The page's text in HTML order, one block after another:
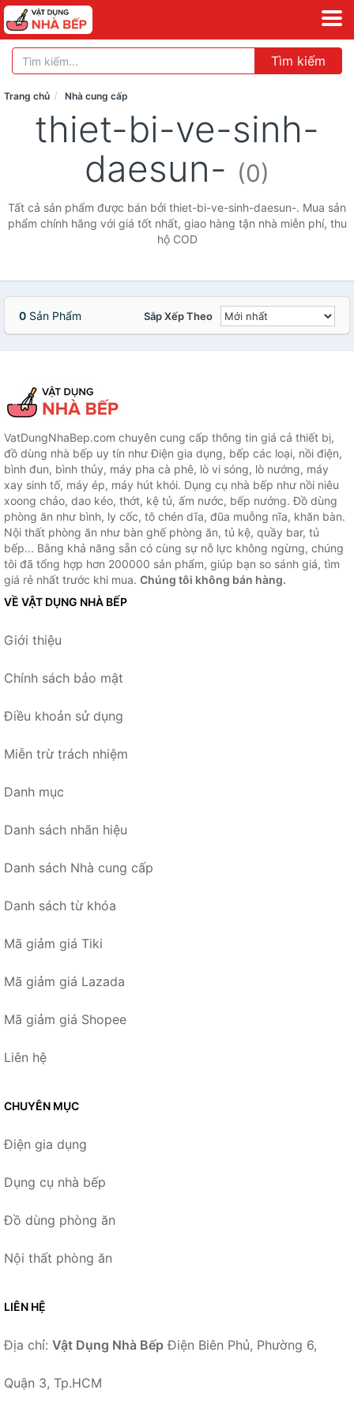
Tìm kiếm
Trang chủ Nhà cung cấp
thiet-bi-ve-sinh-
daesun- (0)
Tất cả sản phẩm được bán bởi thiet-bi-ve-sinh-daesun-. Mua sản
phẩm chính hãng với giá tốt nhất, giao hàng tận nhà miễn phí, thu
hộ COD
0 Sản Phẩm Sắp Xếp Theo
VatDungNhaBep.com chuyên cung cấp thông tin giá cả thiết bị,
đồ dùng nhà bếp uy tín như Điện gia dụng, bếp các loại, nồi điện,
bình đun, bình thủy, máy pha cà phê, lò vi sóng, lò nướng, máy
xay sinh tố, máy ép, máy hút khói. Dụng cụ nhà bếp như nồi niêu
xoong chảo, dao kéo, thớt, kệ tủ, ấm nước, bếp nướng. Đồ dùng
phòng ăn như bình, ly cốc, tô chén dĩa, đũa muỗng nĩa, khăn bàn.
Nội thất phòng ăn như bàn ghế phòng ăn, tủ kệ, quầy bar, tủ
bếp... Bằng khả năng sẵn có cùng sự nỗ lực không ngừng, chúng
tôi đã tổng hợp hơn 200000 sản phẩm, giúp bạn so sánh giá, tìm
giá rẻ nhất trước khi mua. Chúng tôi không bán hàng.
VỀ VẬT DỤNG NHÀ BẾP
Giới thiệu
Chính sách bảo mật
Điều khoản sử dụng
Miễn trừ trách nhiệm
Danh mục
Danh sách nhãn hiệu
Danh sách Nhà cung cấp
Danh sách từ khóa
Mã giảm giá Tiki
Mã giảm giá Lazada
Mã giảm giá Shopee
Liên hệ
CHUYÊN MỤC
Điện gia dụng
Dụng cụ nhà bếp
Đồ dùng phòng ăn
Nội thất phòng ăn
LIÊN HỆ
Địa chỉ: Vật Dụng Nhà Bếp Điện Biên Phủ, Phường 6,
Quận 3, Tp.HCM